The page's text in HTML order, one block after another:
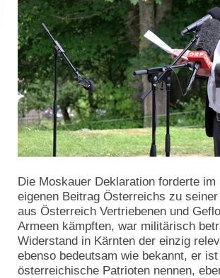
Die Moskauer Deklaration forderte
eigenen Beitrag Österreichs zu
aus Österreich Vertriebenen und
Armeen kämpften, war militärisch
Widerstand in Kärnten der einzig
ebenso bedeutsam wie bekannt, er
österreichische Patrioten nennen,